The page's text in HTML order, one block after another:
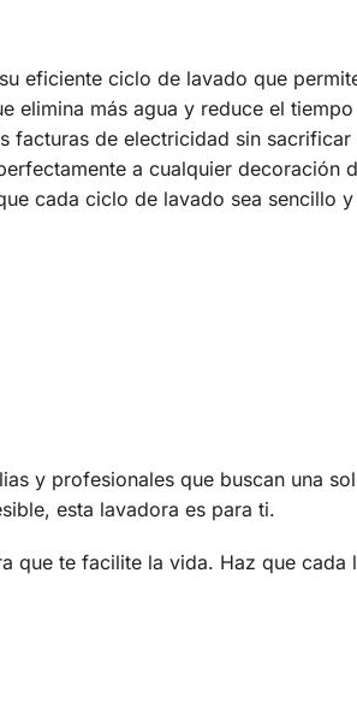
eficiente ciclo de lavado que
elimina más agua y reduce el
facturas de electricidad sin sacrificar
a cualquier decoración
cada ciclo de lavado sea sencillo
y profesionales que buscan una
esta lavadora es para ti.
que te facilite la vida. Haz que cada